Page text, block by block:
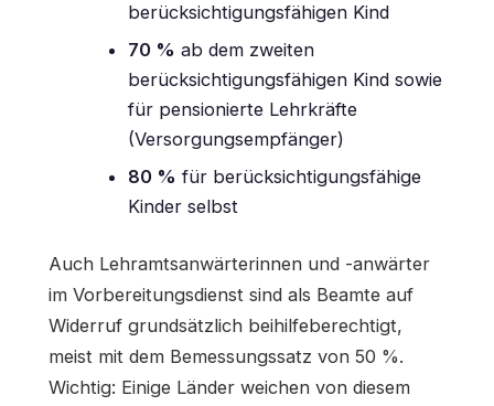
berücksichtigungsfähigen Kind
70 % ab dem zweiten
berücksichtigungsfähigen Kind sowie
für pensionierte Lehrkräfte
(Versorgungsempfänger)
80 % für berücksichtigungsfähige
Kinder selbst
Auch Lehramtsanwärterinnen und -anwärter
im Vorbereitungsdienst sind als Beamte auf
Widerruf grundsätzlich beihilfeberechtigt,
meist mit dem Bemessungssatz von 50 %.
Wichtig: Einige Länder weichen von diesem